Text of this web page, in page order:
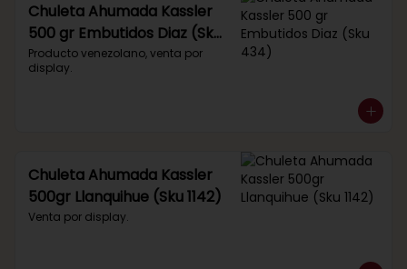
Chuleta Ahumada Kassler
500 gr Embutidos Diaz (Sku
434)
Producto venezolano, venta por
display.
Chuleta Ahumada Kassler
500gr Llanquihue (Sku 1142)
Venta por display.